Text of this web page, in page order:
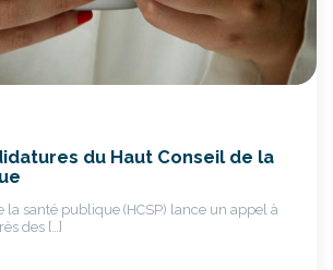
du Haut Conseil de la
la santé publique (HCSP) lance un appel à
des […]